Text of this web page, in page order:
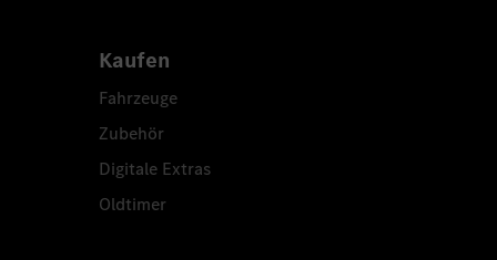
Kaufen
Fahrzeuge
Zubehör
Digitale Extras
Oldtimer